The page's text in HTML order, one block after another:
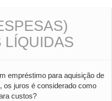
LÍQUIDAS
empréstimo para aquisição de
os juros é considerado como
custos?